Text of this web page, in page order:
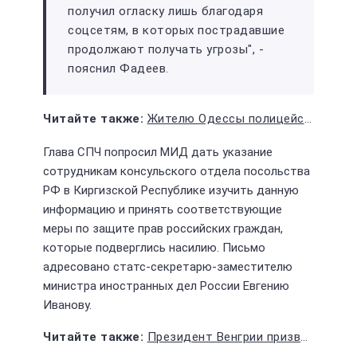
получил огласку лишь благодаря
соцсетям, в которых пострадавшие
продолжают получать угрозы", -
пояснил Фадеев.
Жителю Одессы полицейские запретили петь песню "Лесник" группы "Король и Шут"
Глава СПЧ попросил МИД дать указание
сотрудникам консульского отдела посольства
РФ в Киргизской Республике изучить данную
информацию и принять соответствующие
меры по защите прав российских граждан,
которые подверглись насилию. Письмо
адресовано статс-секретарю-заместителю
министра иностранных дел России Евгению
Иванову.
Президент Венгрии призвала Зеленского сесть за стол переговоров по конфликту на Украине